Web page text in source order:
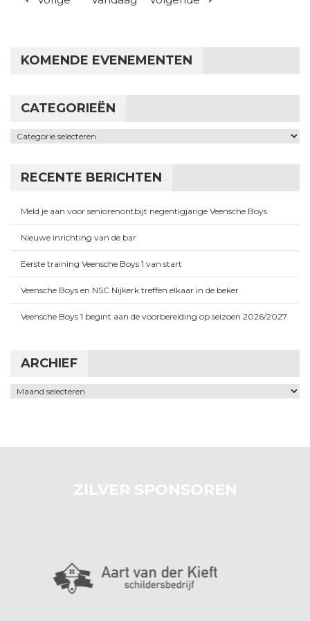
KOMENDE EVENEMENTEN
CATEGORIEËN
Categorieën
RECENTE BERICHTEN
Meld je aan voor seniorenontbijt negentigjarige Veensche Boys
Nieuwe inrichting van de bar
Eerste training Veensche Boys 1 van start
Veensche Boys en NSC Nijkerk treffen elkaar in de beker
Veensche Boys 1 begint aan de voorbereiding op seizoen 2026/2027
ARCHIEF
Archief
ZILVER SPONSOREN